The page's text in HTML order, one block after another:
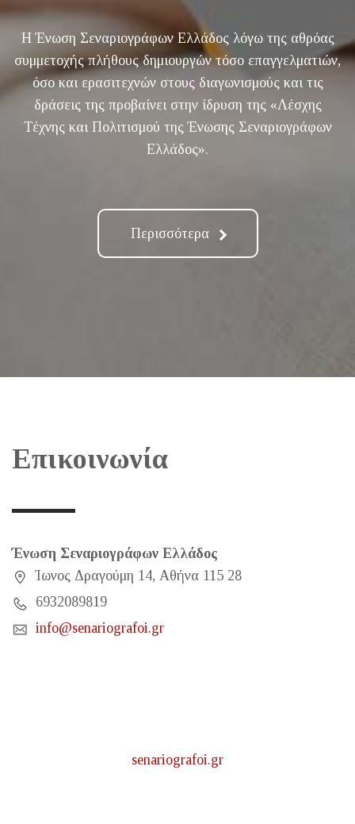
Η Ένωση Σεναριογράφων Ελλάδος λόγω της αθρόας
συμμετοχής πλήθους δημιουργών τόσο επαγγελματιών,
όσο και ερασιτεχνών στους διαγωνισμούς και τις
δράσεις της προβαίνει στην ίδρυση της «Λέσχης
Τέχνης και Πολιτισμού της Ένωσης Σεναριογράφων
Ελλάδος».
Περισσότερα
Επικοινωνία
Ένωση Σεναριογράφων Ελλάδος
Ίωνος Δραγούμη 14, Αθήνα 115 28
6932089819
info@senariografoi.gr
senariografoi.gr